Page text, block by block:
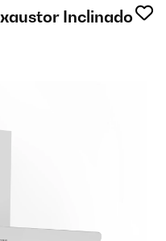
Inclinado